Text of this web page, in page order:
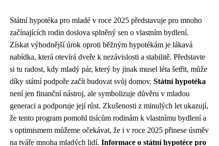
Státní hypotéka pro mladé v roce 2025 představuje pro mnoho
začínajících rodin doslova splněný sen o vlastním bydlení.
Získat výhodnější úrok oproti běžným hypotékám je lákavá
nabídka, která otevírá dveře k nezávislosti a stabilitě. Představte
si tu radost, kdy mladý pár, který by jinak musel léta šetřit, může
díky státní podpoře začít budovat svůj domov. Státní hypotéka
není jen finanční nástroj, ale symbolizuje důvěru v mladou
generaci a podporuje její růst. Zkušenosti z minulých let ukazují,
že tento program pomohl tisícům rodinám k vlastnímu bydlení a
s optimismem můžeme očekávat, že i v roce 2025 přinese úsměv
na tváře mnoha mladých lidí. Informace o státní hypotéce pro